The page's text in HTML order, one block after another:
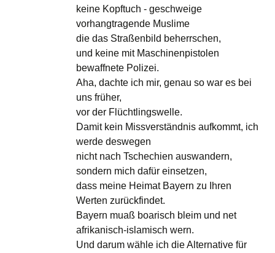
keine Kopftuch - geschweige
vorhangtragende Muslime
die das Straßenbild beherrschen,
und keine mit Maschinenpistolen
bewaffnete Polizei.
Aha, dachte ich mir, genau so war es bei
uns früher,
vor der Flüchtlingswelle.
Damit kein Missverständnis aufkommt, ich
werde deswegen
nicht nach Tschechien auswandern,
sondern mich dafür einsetzen,
dass meine Heimat Bayern zu Ihren
Werten zurückfindet.
Bayern muaß boarisch bleim und net
afrikanisch-islamisch wern.
Und darum wähle ich die Alternative für